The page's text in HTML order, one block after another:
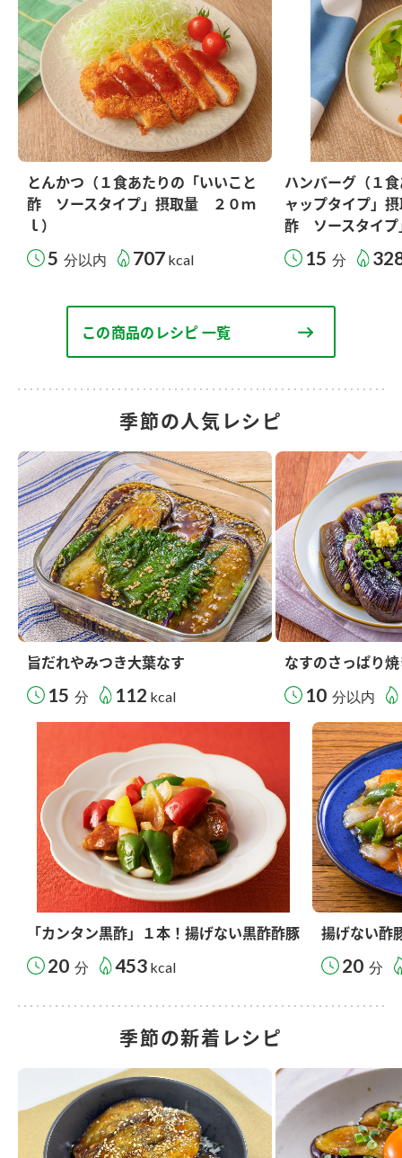
とんかつ（１食あたりの「いいこと
酢 ソースタイプ」摂取量 ２０ｍ
ｌ）
5 分以内 707 kcal
ハンバーグ（１
ャップタイプ」
酢 ソースタイ
15 分
この商品のレシピ 一覧
季節の人気レシピ
旨だれやみつき大葉なす
15 分 112 kcal
なすのさっぱり
10 分以内
「カンタン黒酢」１本！揚げない黒酢酢豚
20 分 453 kcal
揚げない酢
20 分
季節の新着レシピ